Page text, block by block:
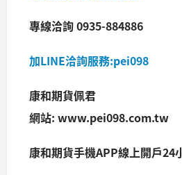
專線洽詢 0935-884886
加LINE洽詢服務:pei098
康和期貨佩君
網站: www.pei098.com.tw
康和期貨手機APP線上開戶24